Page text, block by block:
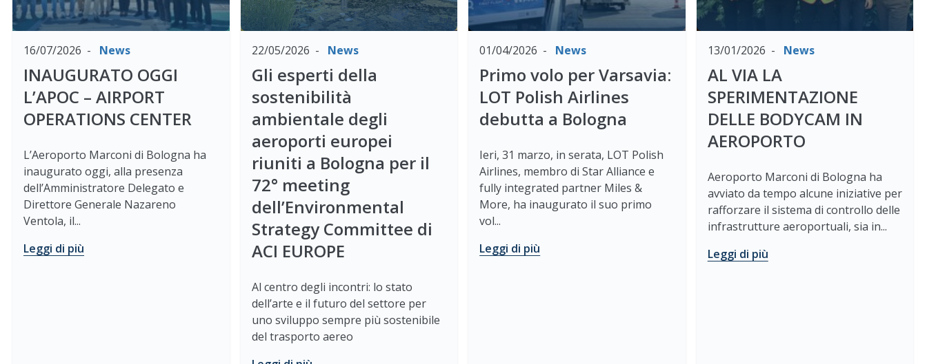
16/07/2026 News
INAUGURATO OGGI
L’APOC – AIRPORT
OPERATIONS CENTER
L’Aeroporto Marconi di Bologna ha
inaugurato oggi, alla presenza
dell’Amministratore Delegato e
Direttore Generale Nazareno
Ventola, il...
Leggi di più
22/05/2026 News
Gli esperti della
sostenibilità
ambientale degli
aeroporti europei
riuniti a Bologna per il
72° meeting
dell’Environmental
Strategy Committee di
ACI EUROPE
Al centro degli incontri: lo stato
dell’arte e il futuro del settore per
uno sviluppo sempre più sostenibile
del trasporto aereo
01/04/2026 News
Primo volo per Varsavia:
LOT Polish Airlines
debutta a Bologna
Ieri, 31 marzo, in serata, LOT Polish
Airlines, membro di Star Alliance e
fully integrated partner Miles &
More, ha inaugurato il suo primo
vol...
Leggi di più
13/01/2026 News
AL VIA LA
SPERIMENTAZIONE
DELLE BODYCAM IN
AEROPORTO
Aeroporto Marconi di Bologna ha
avviato da tempo alcune iniziative per
rafforzare il sistema di controllo delle
infrastrutture aeroportuali, sia in...
Leggi di più